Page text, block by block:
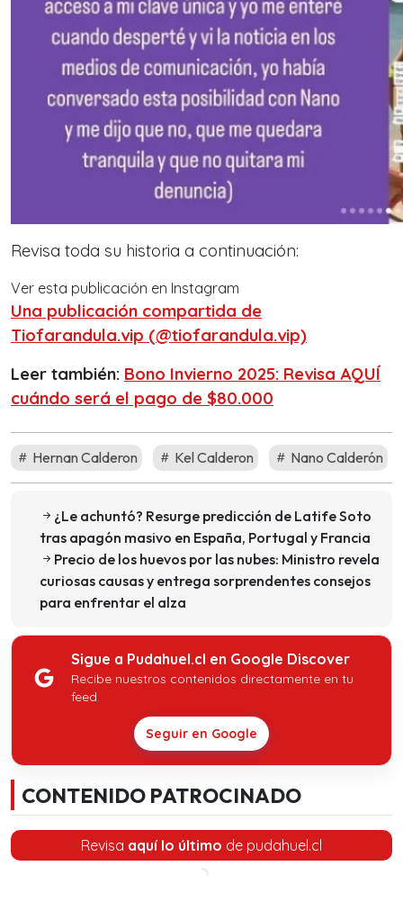
Revisa toda su historia a continuación:
Ver esta publicación en Instagram
Una publicación compartida de
Tiofarandula.vip (@tiofarandula.vip)
Leer también: Bono Invierno 2025: Revisa AQUÍ
cuándo será el pago de $80.000
Hernan Calderon Kel Calderon Nano Calderón
¿Le achuntó? Resurge predicción de Latife Soto
tras apagón masivo en España, Portugal y Francia
Precio de los huevos por las nubes: Ministro revela
curiosas causas y entrega sorprendentes consejos
para enfrentar el alza
Sigue a Pudahuel.cl en Google Discover
Recibe nuestros contenidos directamente en tu
feed.
Seguir en Google
CONTENIDO PATROCINADO
Revisa aquí lo último de pudahuel.cl